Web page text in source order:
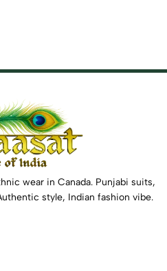
wear in Canada. Punjabi suits,
style, Indian fashion vibe.